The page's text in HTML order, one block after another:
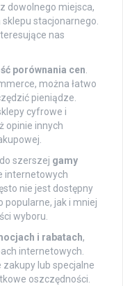
dowolnego miejsca,
stacjonarnego.
nas
porównania cen.
można łatwo
pieniądze.
cyfrowe i
opinie innych
szerszej gamy
internetowych
nie jest dostępny
popularne, jak i mniej
wyboru.
i rabatach,
internetowych.
lub specjalne
oszczędności.